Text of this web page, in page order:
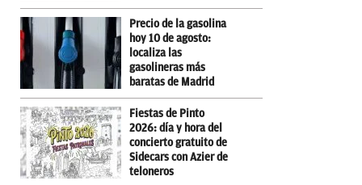
Precio de la gasolina
hoy 10 de agosto:
localiza las
gasolineras más
baratas de Madrid
Fiestas de Pinto
2026: día y hora del
concierto gratuito de
Sidecars con Azier de
teloneros